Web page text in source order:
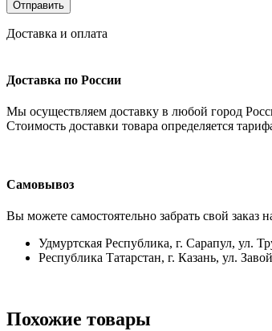
Доставка и оплата
Доставка по России
Мы осуществляем доставку в любой город
Стоимость доставки товара определяется
Самовывоз
Вы можете самостоятельно забрать свой заказ
Удмуртская Республика, г. Сарапул, ул.
Республика Татарстан, г. Казань, ул.
Похожие товары